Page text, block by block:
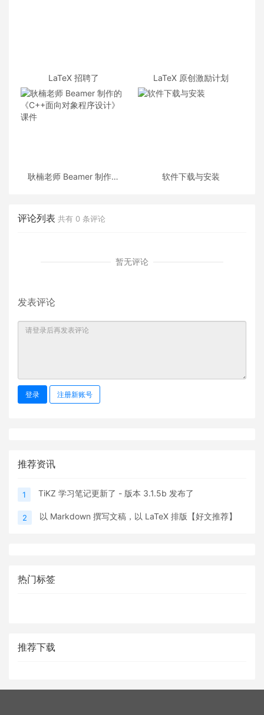
LaTeX 招聘了 LaTeX 原创激励计划
耿楠老师 Beamer 制作的
软件下载与安装
评论列表 共有 0 条评论
暂无评论
发表评论
登录 注册新账号
推荐资讯
1 TiKZ 学习笔记更新了 - 版本 3.1.5b 发布了
2 以 Markdown 撰写文稿，以 LaTeX 排版【好文推荐】
热门标签
推荐下载